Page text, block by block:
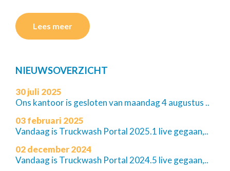
Lees meer
NIEUWSOVERZICHT
30 juli 2025
Ons kantoor is gesloten van maandag 4 augustus ..
03 februari 2025
Vandaag is Truckwash Portal 2025.1 live gegaan,..
02 december 2024
Vandaag is Truckwash Portal 2024.5 live gegaan,..